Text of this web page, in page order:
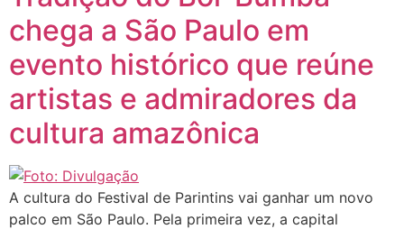
chega a São Paulo em
evento histórico que reúne
artistas e admiradores da
cultura amazônica
A cultura do Festival de Parintins vai ganhar um novo
palco em São Paulo. Pela primeira vez, a capital